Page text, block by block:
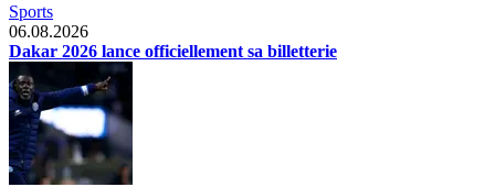
Sports
06.08.2026
Dakar 2026 lance officiellement sa billetterie